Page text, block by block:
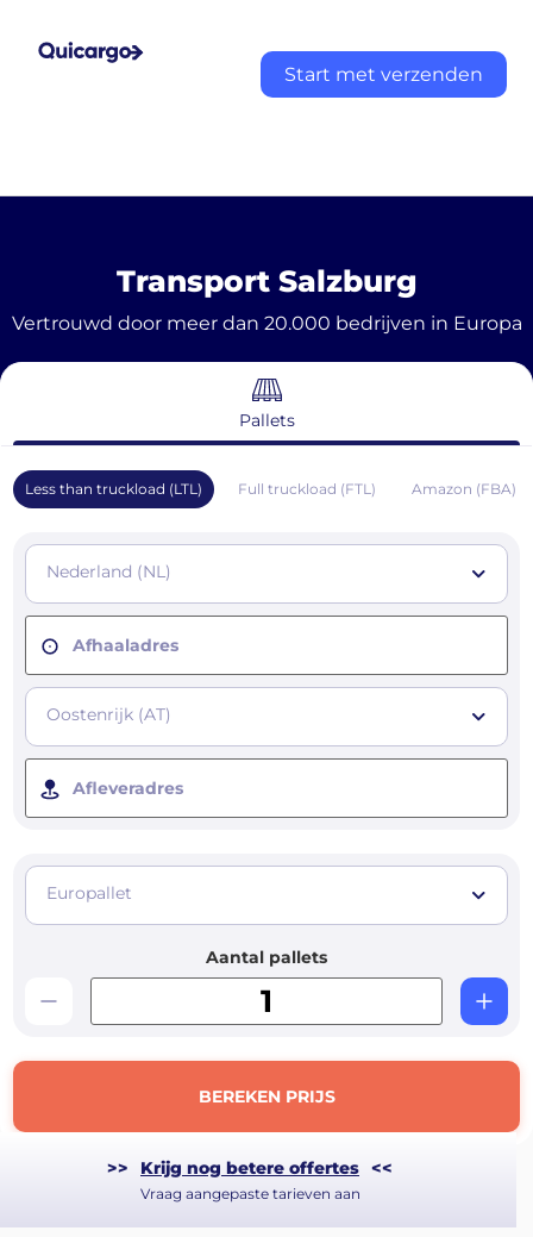
Start met verzenden
Transport Salzburg
Vertrouwd door meer dan 20.000 bedrijven in Europa
Pallets
Less than truckload (LTL) Full truckload (FTL) Amazon (FBA)
Nederland (NL)
Afhaaladres
Oostenrijk (AT)
Afleveradres
Europallet
Aantal pallets
BEREKEN PRIJS
>> Krijg nog betere offertes <<
Vraag aangepaste tarieven aan